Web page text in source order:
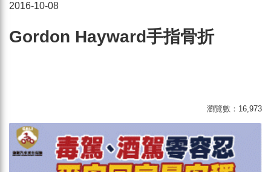
2016-10-08
Gordon Hayward手指骨折
瀏覽數： 16,973